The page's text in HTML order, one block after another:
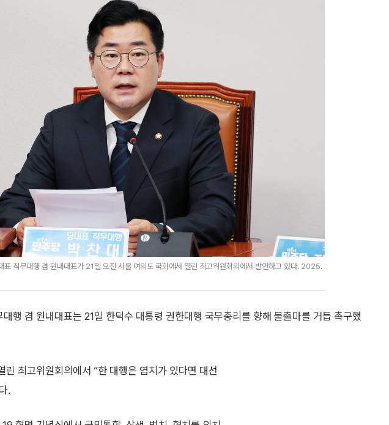
직무대행 겸 원내대표가 21일 오전 서울 여의도 국회에서 열린 최고위원회의에서 발언하고 있다. 2025.
행 겸 원내대표는 21일 한덕수 대통령 권한대행 국무총리를 향해 불출마를 거듭 촉구했
린 최고위원회의에서 “한 대행은 염치가 있다면 대선
.